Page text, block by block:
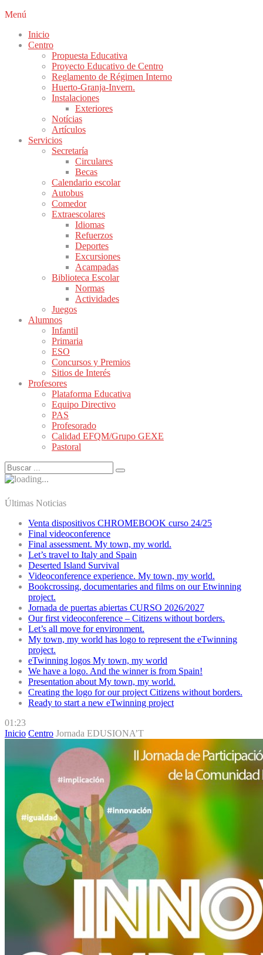
Menú
Inicio
Centro
Propuesta Educativa
Proyecto Educativo de Centro
Reglamento de Régimen Interno
Huerto-Granja-Invern.
Instalaciones
Exteriores
Notícias
Artículos
Servicios
Secretaría
Circulares
Becas
Calendario escolar
Autobus
Comedor
Extraescolares
Idiomas
Refuerzos
Deportes
Excursiones
Acampadas
Biblioteca Escolar
Normas
Actividades
Juegos
Alumnos
Infantil
Primaria
ESO
Concursos y Premios
Sitios de Interés
Profesores
Plataforma Educativa
Equipo Directivo
PAS
Profesorado
Calidad EFQM/Grupo GEXE
Pastoral
Últimas Noticias
Venta dispositivos CHROMEBOOK curso 24/25
Final videoconference
Final assessment. My town, my world.
Let’s travel to Italy and Spain
Deserted Island Survival
Videoconference experience. My town, my world.
Bookcrossing, documentaries and films on our Etwinning
project.
Jornada de puertas abiertas CURSO 2026/2027
Our first videoconference – Citizens without borders.
Let’s all move for environment.
My town, my world has logo to represent the eTwinning
project.
eTwinning logos My town, my world
We have a logo. And the winner is from Spain!
Presentation about My town, my world.
Creating the logo for our project Citizens without borders.
Ready to start a new eTwinning project
01:23
Inicio Centro Jornada EDUSIONA’T